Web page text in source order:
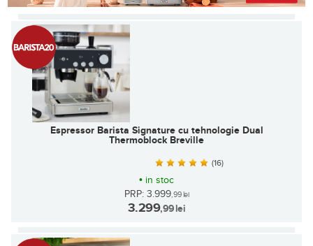
Produse Breville - Aparate
Espressor Barista Signature cu tehnologie Dual
Thermoblock Breville
(16)
• in stoc
PRP: 3.999,99lei
3.299,99 lei